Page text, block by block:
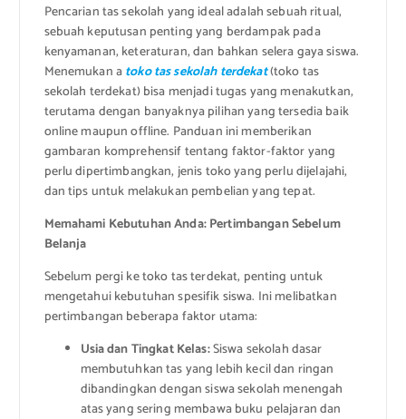
Pencarian tas sekolah yang ideal adalah sebuah ritual,
sebuah keputusan penting yang berdampak pada
kenyamanan, keteraturan, dan bahkan selera gaya siswa.
Menemukan atoko tas sekolah terdekat(toko tas
sekolah terdekat) bisa menjadi tugas yang menakutkan,
terutama dengan banyaknya pilihan yang tersedia baik
online maupun offline. Panduan ini memberikan
gambaran komprehensif tentang faktor-faktor yang
perlu dipertimbangkan, jenis toko yang perlu dijelajahi,
dan tips untuk melakukan pembelian yang tepat.
Memahami Kebutuhan Anda: Pertimbangan Sebelum
Belanja
Sebelum pergi ke toko tas terdekat, penting untuk
mengetahui kebutuhan spesifik siswa. Ini melibatkan
pertimbangan beberapa faktor utama:
Usia dan Tingkat Kelas:Siswa sekolah dasar
membutuhkan tas yang lebih kecil dan ringan
dibandingkan dengan siswa sekolah menengah
atas yang sering membawa buku pelajaran dan